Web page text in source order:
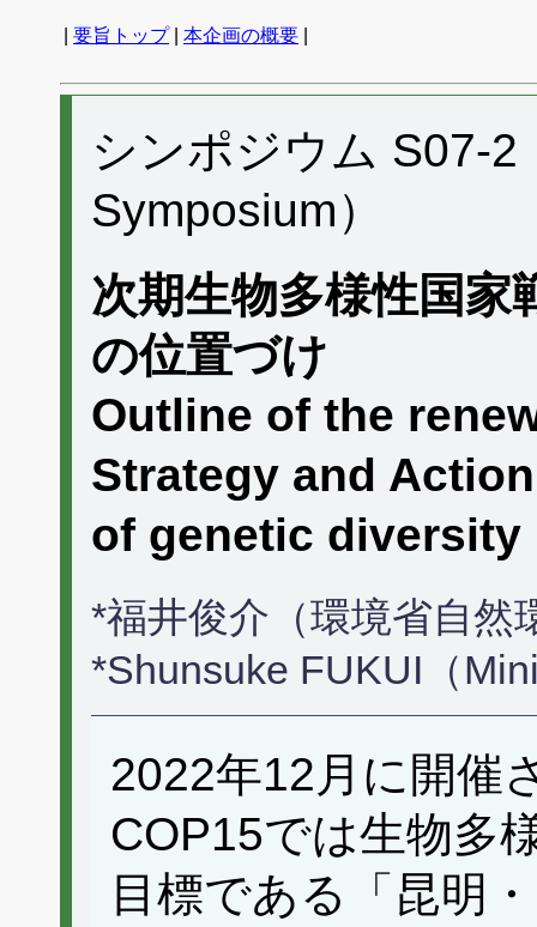
要旨トップ| 本企画の概要
シンポジウム S07-
Symposium）
次期生物多様性国家
の位置づけ
Outline of the
Strategy and
of genetic diversity
*福井俊介（環境省自然
*Shunsuke FUKUI（
2022年12月に開催
COP15では生物多
目標である「昆明